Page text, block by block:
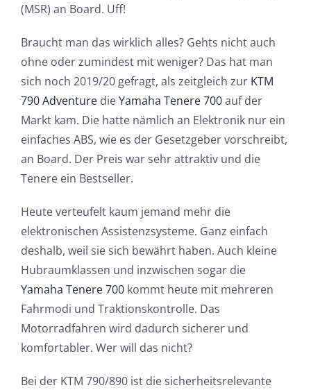
(MSR) an Board. Uff!
Braucht man das wirklich alles? Gehts nicht auch
ohne oder zumindest mit weniger? Das hat man
sich noch 2019/20 gefragt, als zeitgleich zur KTM
790 Adventure dieYamaha Tenere 700auf der
Markt kam. Die hatte nämlich an Elektronik nur ein
einfaches ABS, wie es der Gesetzgeber vorschreibt,
an Board. Der Preis war sehr attraktiv und die
Tenere ein Bestseller.
Heute verteufelt kaum jemand mehr die
elektronischen Assistenzsysteme. Ganz einfach
deshalb, weil sie sich bewährt haben. Auch kleine
Hubraumklassen und inzwischen sogar die
Yamaha Tenere 700 kommt heute mit mehreren
Fahrmodi und Traktionskontrolle. Das
Motorradfahren wird dadurch sicherer und
komfortabler. Wer will das nicht?
Bei der KTM 790/890 ist die sicherheitsrelevante